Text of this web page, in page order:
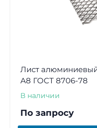
Лист
А8 ГОСТ 8706-78
В наличии
По запросу